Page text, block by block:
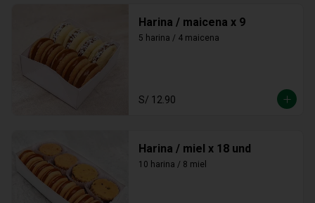
Harina / maicena x 9
5 harina / 4 maicena
S/ 12.90
Harina / miel x 18 und
10 harina / 8 miel